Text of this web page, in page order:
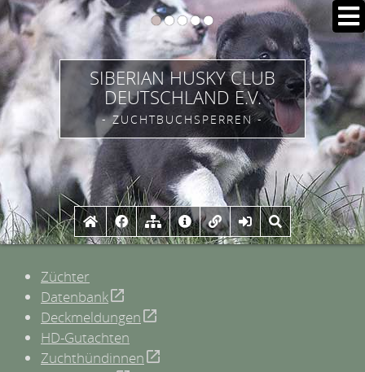
SIBERIAN HUSKY CLUB
DEUTSCHLAND E.V.
- ZUCHTBUCHSPERREN -
Züchter
Datenbank
Deckmeldungen
HD-Gutachten
Zuchthündinnen